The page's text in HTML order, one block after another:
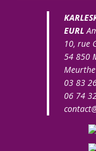
EURL
10, rue
54 850
03 83
06 74